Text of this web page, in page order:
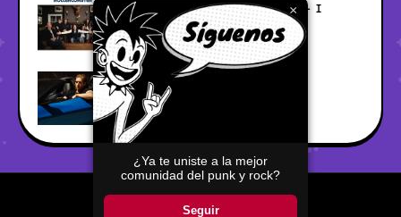
×
¿Ya te uniste a la mejor
comunidad del punk y rock?
Seguir
Good Vibes Rollercoaster - I
Don't Care
Ely August 05, 2026
Hyperwulf - FaceTime
Ely August 04, 2026